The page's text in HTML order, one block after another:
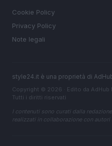
Cookie Policy
Privacy Policy
Note legali
style24.it è una proprietà di
Copyright © 2026 · Edito da AdHub
Tutti i diritti riservati
I contenuti sono curati dalla
realizzati in collaborazione con autori